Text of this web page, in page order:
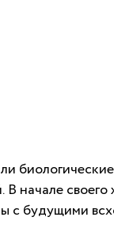
В начале
с будущими